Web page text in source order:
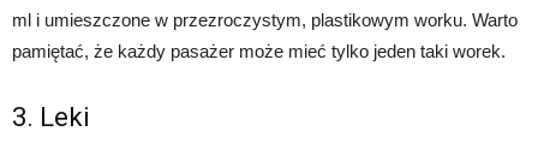
ml i umieszczone w przezroczystym, plastikowym worku. Warto
pamiętać, że każdy pasażer może mieć tylko jeden taki worek.
3. Leki